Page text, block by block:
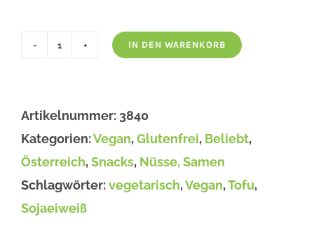
aus
Österreich,
bio
200g
Menge
IN DEN WARENKORB
Artikelnummer: 3840
Kategorien:Vegan,Glutenfrei, Beliebt,
Österreich,Snacks, Nüsse, Samen
Schlagwörter:vegetarisch,Vegan,Tofu,
Sojaeiweiß